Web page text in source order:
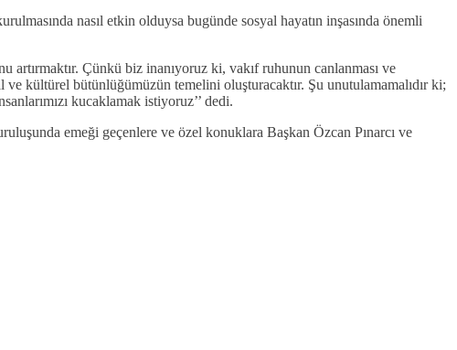
nasıl etkin olduysa bugünde sosyal hayatın inşasında önemli
artırmaktır. Çünkü biz inanıyoruz ki, vakıf ruhunun canlanması ve
kültürel bütünlüğümüzün temelini oluşturacaktır. Şu unutulamamalıdır ki;
kucaklamak istiyoruz’’ dedi.
emeği geçenlere ve özel konuklara Başkan Özcan Pınarcı ve